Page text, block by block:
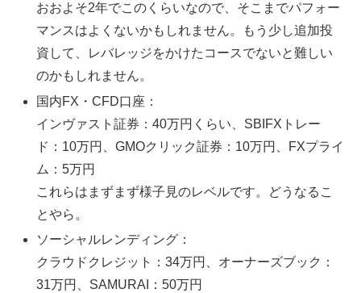
おおよそ2年でこのくらいなので、そこまでパフォー
マンスはよくないかもしれません。もう少し追加投
資して、レバレッジをかけたコースでないと難しい
のかもしれません。
国内FX・CFD口座：
インヴァスト証券：40万円くらい、SBIFXトレー
ド：10万円、GMOクリック証券：10万円、FXプライ
ム：5万円
これらはまずまず様子見のレベルです。どうなるこ
とやら。
ソーシャルレンディング：
クラウドクレジット：34万円、オーナーズブック：
31万円、SAMURAI：50万円